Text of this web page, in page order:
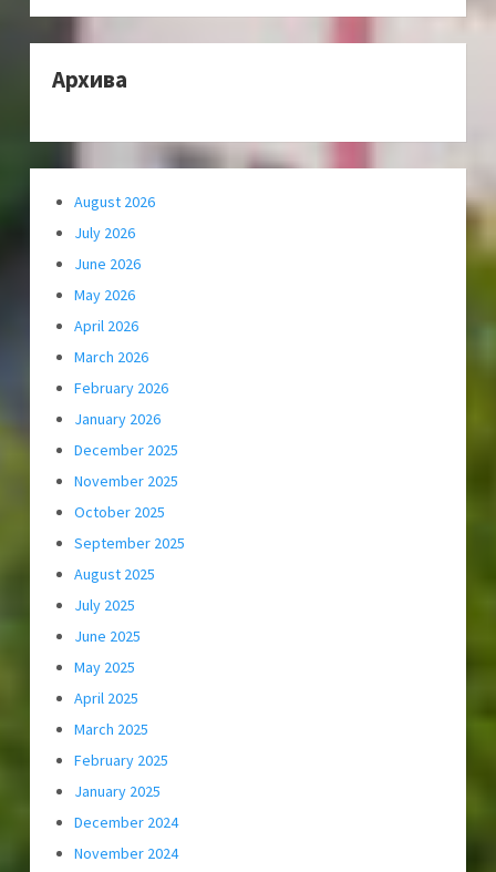
Архива
August 2026
July 2026
June 2026
May 2026
April 2026
March 2026
February 2026
January 2026
December 2025
November 2025
October 2025
September 2025
August 2025
July 2025
June 2025
May 2025
April 2025
March 2025
February 2025
January 2025
December 2024
November 2024